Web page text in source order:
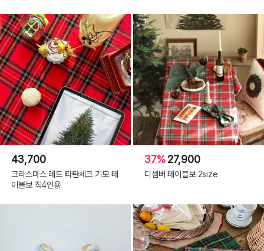
43,700
크리스마스 레드 타탄체크 기모 테
이블보 직4인용
37%27,900
디셈버 테이블보 2size